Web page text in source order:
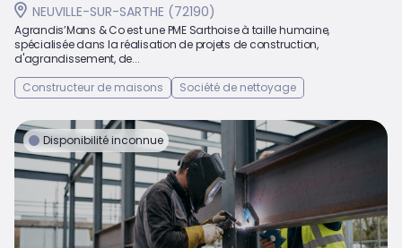
NEUVILLE-SUR-SARTHE (72190)
Agrandis’Mans & Co est une PME Sarthoise à taille humaine,
spécialisée dans la réalisation de projets de construction,
d'agrandissement, de...
Constructeur de maisons
Société de nettoyage
Disponibilité inconnue